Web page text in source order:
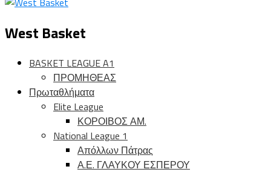
West Basket
BASKET LEAGUE A1
ΠΡΟΜΗΘΕΑΣ
Πρωταθλήματα
Elite League
ΚΟΡΟΙΒΟΣ ΑΜ.
National League 1
Απόλλων Πάτρας
Α.Ε. ΓΛΑΥΚΟΥ ΕΣΠΕΡΟΥ